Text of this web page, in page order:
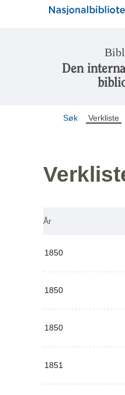
Den
Søk Verkliste
År
1850
1850
1850
1851